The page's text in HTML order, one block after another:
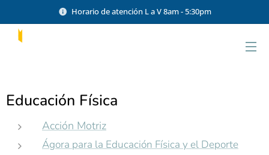
Horario de atención L a V 8am - 5:30pm
Educación Física
Acción Motriz
Ágora para la Educación Física y el Deporte